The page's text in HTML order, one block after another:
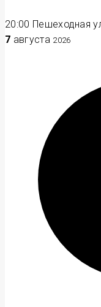
20:00 Пешеходная
7 августа 2026